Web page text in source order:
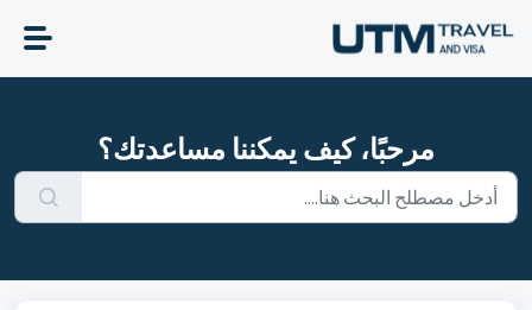
مرحبًا، كيف يمكننا مساعدتك؟